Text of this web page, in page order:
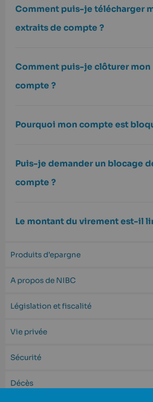
Comment puis-je télécharger
extraits de compte ?
Comment puis-je clôturer mon
compte ?
Pourquoi mon compte est
Puis-je demander un blocage
compte ?
Le montant du virement est-il
Produits d’epargne
A propos de NIBC
Législation et fiscalité
Vie privée
Sécurité
Décès